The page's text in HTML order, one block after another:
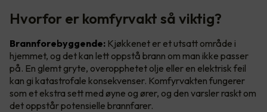
Hvorfor er komfyrvakt så viktig?
Brannforebyggende: Kjøkkenet er et utsatt område i
hjemmet, og det kan lett oppstå brann om man ikke passer
på. En glemt gryte, overopphetet olje eller en elektrisk feil
kan gi katastrofale konsekvenser. Komfyrvakten fungerer
som et ekstra sett med øyne og ører, og den varsler raskt om
det oppstår potensielle brannfarer.